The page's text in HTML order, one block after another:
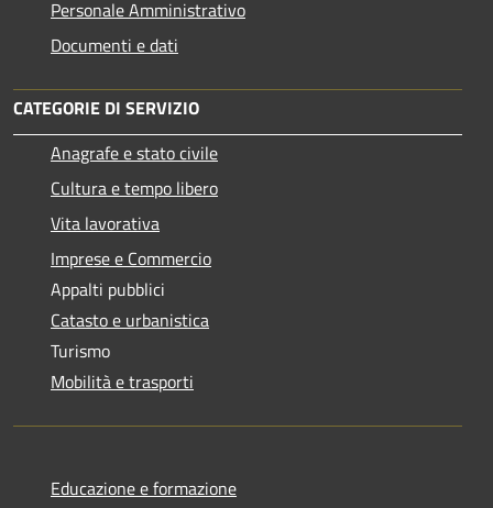
Personale Amministrativo
Documenti e dati
CATEGORIE DI SERVIZIO
Anagrafe e stato civile
Cultura e tempo libero
Vita lavorativa
Imprese e Commercio
Appalti pubblici
Catasto e urbanistica
Turismo
Mobilità e trasporti
Educazione e formazione